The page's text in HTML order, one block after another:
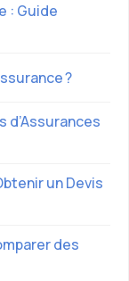
: Guide
?
d’Assurances
un Devis
des